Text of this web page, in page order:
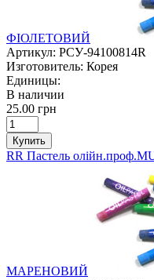
ФІОЛЕТОВИЙ
Артикул: РСУ-94100814R
Изготовитель: Корея
Единицы:
В наличии
25.00 грн
Купить
RR Пастель
МАРЕНОВИЙ